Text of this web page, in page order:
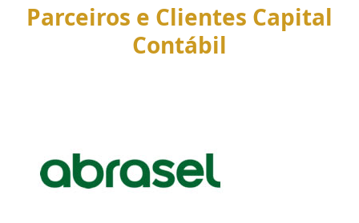
Parceiros e Clientes Capital
Contábil
right